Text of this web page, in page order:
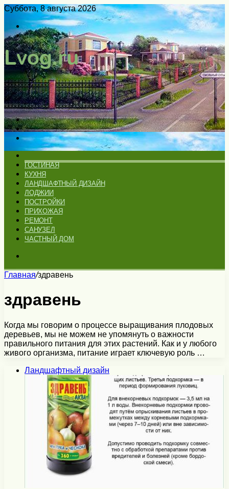
Суббота, 8 августа 2026
Войти
Switch
skin
Меню
Искать
Switch
skin
ГОСТИНАЯ
КУХНЯ
ЛАНДШАФТНЫЙ ДИЗАЙН
ЛОДЖИИ
ПОСТРОЙКИ
ПРИХОЖАЯ
РЕМОНТ
САНУЗЕЛ
ЧАСТНЫЙ ДОМ
Главная/здравень
здравень
Когда мы говорим о процессе выращивания плодовых
деревьев, мы не можем не упомянуть о важности
правильного питания для этих растений. Как и у любого
живого организма, питание играет ключевую роль …
Ландшафтный дизайн